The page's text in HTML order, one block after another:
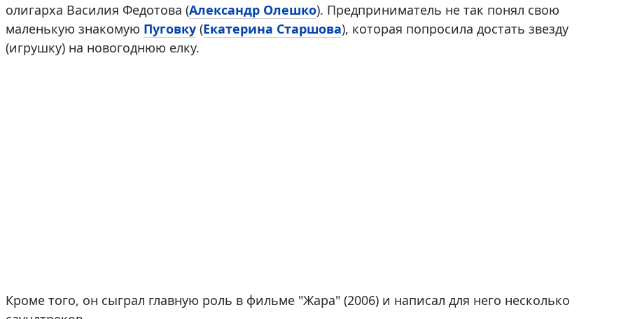
олигарха Василия Федотова (Александр Олешко). Предприниматель не так понял свою
маленькую знакомую Пуговку (Екатерина Старшова), которая попросила достать звезду
(игрушку) на новогоднюю елку.
Кроме того, он сыграл главную роль в фильме "Жара" (2006) и написал для него несколько